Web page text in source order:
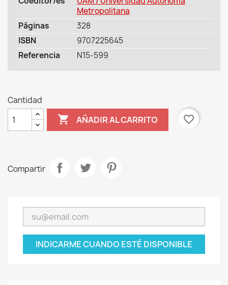
Metropolitana
Páginas
328
ISBN
9707225645
Referencia
N15-599
Cantidad
 AÑADIR AL CARRITO favorite_border
Compartir
INDICARME CUANDO ESTÉ DISPONIBLE